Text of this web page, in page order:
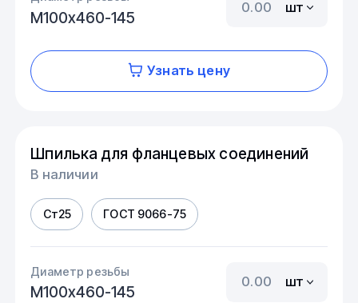
М100х460-145
шт
Узнать цену
Шпилька для фланцевых соединений
В наличии
Ст25 ГОСТ 9066-75
Диаметр резьбы
М100х460-145
шт